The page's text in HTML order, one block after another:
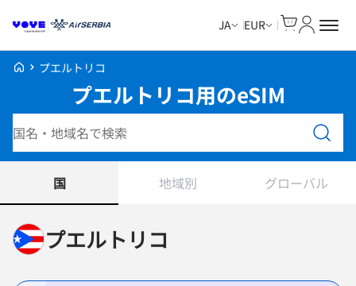
JA EUR
Voye Homepage
プエルトリコ
プエルトリコ用のeSIM
国 地域別 グローバル
プエルトリコ